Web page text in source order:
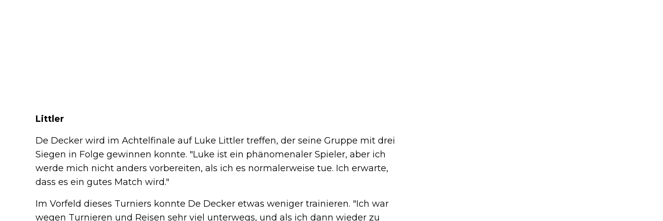
Littler
De Decker wird im Achtelfinale auf Luke Littler treffen, der seine Gruppe mit drei
Siegen in Folge gewinnen konnte. "Luke ist ein phänomenaler Spieler, aber ich
werde mich nicht anders vorbereiten, als ich es normalerweise tue. Ich erwarte,
dass es ein gutes Match wird."
Im Vorfeld dieses Turniers konnte De Decker etwas weniger trainieren. "Ich war
wegen Turnieren und Reisen sehr viel unterwegs, und als ich dann wieder zu